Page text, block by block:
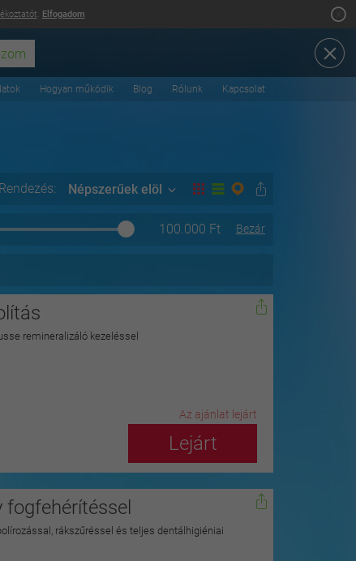
. Elfogadom
Hogyan működik Blog Rólunk Kapcsolat
Rendezés: Népszerűek elöl
Bezár
100.000 Ft
remineralizáló kezeléssel
Az ajánlat lejárt
Lejárt
fogfehérítéssel
rákszűréssel és teljes dentálhigiéniai